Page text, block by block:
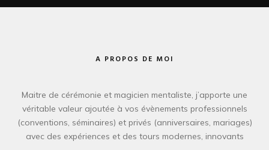
A PROPOS DE MOI
Maitre de cérémonie et magicien mentaliste, j’apporte une
véritable valeur ajoutée à vos évènements professionnels
(conventions, séminaires) et privés (anniversaires, mariages)
avec des expériences et des tours modernes, innovants